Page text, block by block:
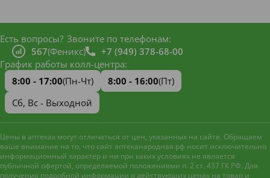
Есть вопросы? Звоните по телефонам:
567(Феникс)
+7 (949) 378-68-00
График работы колл-центра:
8:00 - 17:00(Пн-Чт) 8:00 - 16:00(Пт)
Сб, Вс - Выходной
Цены в аптеках могут отличаться от цен, указанных на сайте. Обращаем
ваше внимание на то, что сайт аптеканародная.рф носит исключительно
информационный характер и ни при каких условиях не является
публичной офертой, определяемой положениями п. 2 ст. 437 ГК РФ. Для
получения подробной информации о действующих ценах на товар и